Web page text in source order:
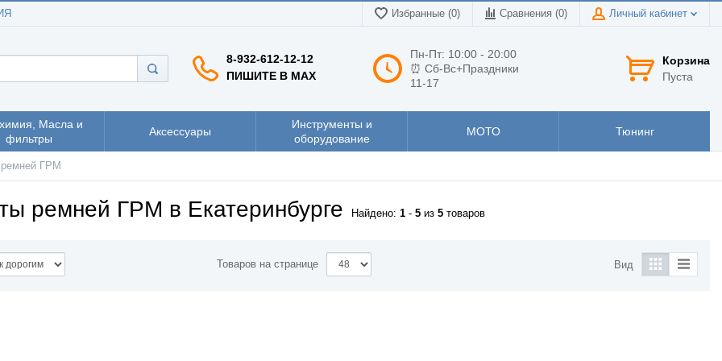
Избранные (0) Сравнения (0) Личный кабинет
8-932-612-12-12
ПИШИТЕ В MAX
Пн-Пт: 10:00 - 20:00
⏰ Сб-Вс+Праздники
11-17
Корзина
Пуста
Масла и
фильтры
Аксессуары
Инструменты и
оборудование
МОТО Тюнинг
ГРМ
ремней ГРМ в Екатеринбурге Найдено: 1 - 5 из 5 товаров
Товаров на странице Вид